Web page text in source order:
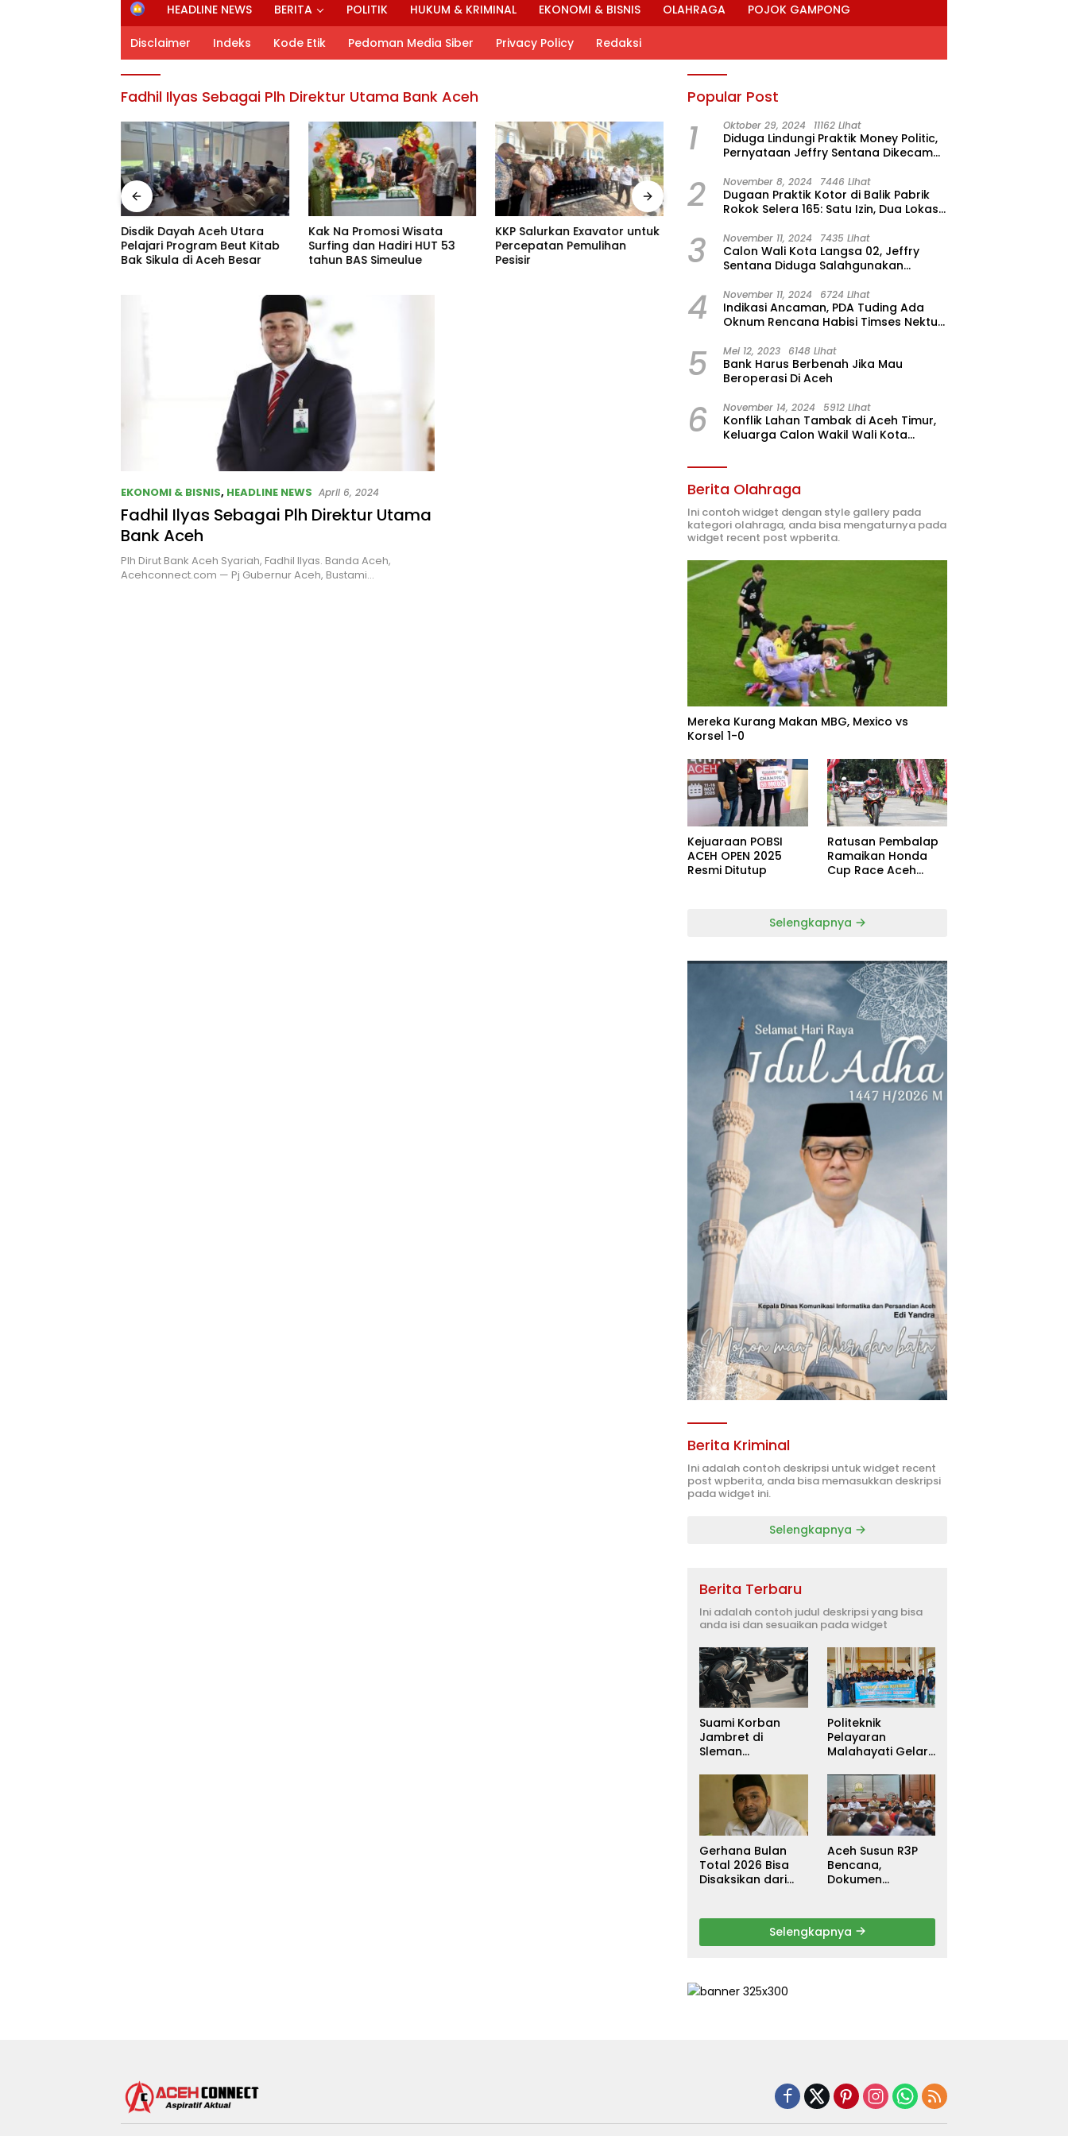
H
o
m
e
HEADLINE NEWS BERITA POLITIK HUKUM & KRIMINAL EKONOMI & BISNIS OLAHRAGA POJOK GAMPONG
Disclaimer Indeks Kode Etik Pedoman Media Siber Privacy Policy Redaksi
Fadhil Ilyas Sebagai Plh Direktur Utama Bank Aceh
Disdik Dayah Aceh Utara
Pelajari Program Beut Kitab
Bak Sikula di Aceh Besar
Kak Na Promosi Wisata
Surfing dan Hadiri HUT 53
tahun BAS Simeulue
KKP Salurkan Exavator untuk
Percepatan Pemulihan
Pesisir
HUT ke-53 Bank Aceh:
Momentum Memperkuat
Amanah, Menumbuhkan
Keberkahan Bagi Aceh
Terdampak Bencana
Hidrometeorologi
EKONOMI & BISNIS, HEADLINE NEWS April 6, 2024
Fadhil Ilyas Sebagai Plh Direktur Utama
Bank Aceh
Plh Dirut Bank Aceh Syariah, Fadhil Ilyas. Banda Aceh,
Acehconnect.com — Pj Gubernur Aceh, Bustami…
Popular Post
1 Oktober 29, 2024 11162 Lihat
Diduga Lindungi Praktik Money Politic,
Pernyataan Jeffry Sentana Dikecam
2 November 8, 2024 7446 Lihat
Dugaan Praktik Kotor di Balik Pabrik
Rokok Selera 165: Satu Izin, Dua Lokasi
3 November 11, 2024 7435 Lihat
Calon Wali Kota Langsa 02, Jeffry
Sentana Diduga Salahgunakan
4 November 11, 2024 6724 Lihat
Indikasi Ancaman, PDA Tuding Ada
Oknum Rencana Habisi Timses Nektu-
5 Mei 12, 2023 6148 Lihat
Bank Harus Berbenah Jika Mau
Beroperasi Di Aceh
6 November 14, 2024 5912 Lihat
Konflik Lahan Tambak di Aceh Timur,
Keluarga Calon Wakil Wali Kota
Berita Olahraga
Ini contoh widget dengan style gallery pada
kategori olahraga, anda bisa mengaturnya pada
widget recent post wpberita.
Mereka Kurang Makan MBG, Mexico vs
Korsel 1-0
Kejuaraan POBSI
ACEH OPEN 2025
Resmi Ditutup
Ratusan Pembalap
Ramaikan Honda
Cup Race Aceh
Selengkapnya
Berita Kriminal
Ini adalah contoh deskripsi untuk widget recent
post wpberita, anda bisa memasukkan deskripsi
pada widget ini.
Selengkapnya
Berita Terbaru
Ini adalah contoh judul deskripsi yang bisa
anda isi dan sesuaikan pada widget
Suami Korban
Jambret di
Sleman
Sebagai
Tersangka, DPR
Turun Tangan
Cari Keadilan
Politeknik
Pelayaran
Malahayati Gelar
untuk Warga
Terdampak Banjir
di Pidie Jaya
Gerhana Bulan
Total 2026 Bisa
Disaksikan dari
Aceh Susun R3P
Bencana,
Dokumen
Ditarget Rampung
Januari 2026
Selengkapnya